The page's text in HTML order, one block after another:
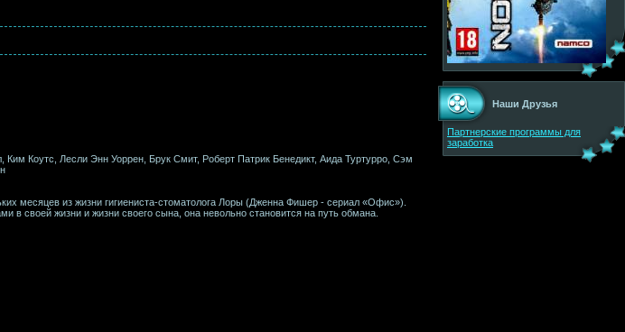
Коутс, Лесли Энн Уоррен, Брук Смит, Роберт Патрик Бенедикт, Аида Туртурро, Сэм
месяцев из жизни гигиениста-стоматолога Лоры (Дженна Фишер - сериал «Офис»).
в своей жизни и жизни своего сына, она невольно становится на путь обмана.
Наши Друзья
Партнерские программы для
заработка